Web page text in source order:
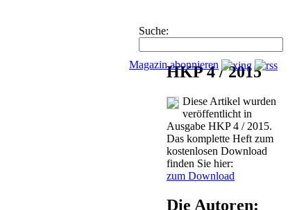
Suche:
Magazin abonnieren
HKP 4 / 2015
Diese Artikel wurden
veröffentlicht in
Ausgabe HKP 4 / 2015.
Das komplette Heft zum
kostenlosen Download
finden Sie hier:
zum Download
Die Autoren: